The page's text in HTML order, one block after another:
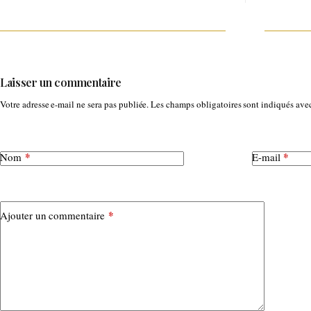
Laisser un commentaire
Votre adresse e-mail ne sera pas publiée.Les champs obligatoires sont indiqués
Nom* E-mail*
Ajouter un commentaire*